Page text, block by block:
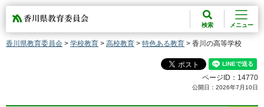
香川県教育委員会
検索 メニュー
香川県教育委員会 > 学校教育 > 高校教育 > 特色ある教育 > 香川の高等学校
ページID：14770
公開日：2026年7月10日